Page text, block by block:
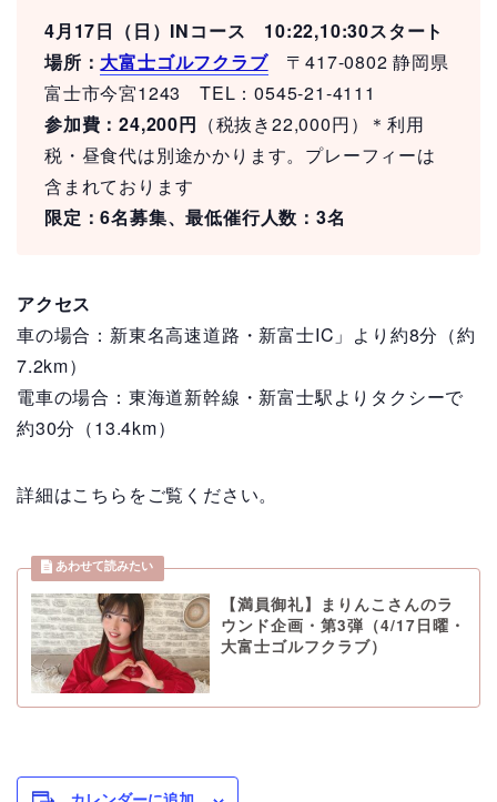
4月17日（日）INコース 10:22,10:30スタート
場所： 大富士ゴルフクラブ
〒417-0802 静岡県
富士市今宮1243 TEL：0545-21-4111
参加費：24,200円 （税抜き22,000円）＊利用
税・昼食代は別途かかります。プレーフィーは
含まれております
限定：6名募集、最低催行人数：3名
アクセス
車の場合：新東名高速道路・新富士IC」より約8分（約
7.2km）
電車の場合：東海道新幹線・新富士駅よりタクシーで
約30分（13.4km）
詳細はこちらをご覧ください。
【満員御礼】まりんこさんのラ
ウンド企画・第3弾（4/17日曜・
大富士ゴルフクラブ）